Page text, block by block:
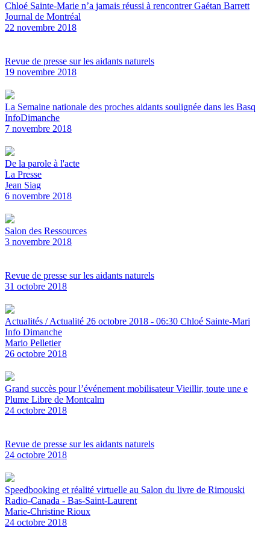
Chloé Sainte-Marie n’a jamais réussi à rencontrer Gaétan Barrett
Journal de Montréal
22 novembre 2018
Revue de presse sur les aidants naturels
19 novembre 2018
La Semaine nationale des proches aidants soulignée dans les Basq
InfoDimanche
7 novembre 2018
De la parole à l'acte
La Presse
Jean Siag
6 novembre 2018
Salon des Ressources
3 novembre 2018
Revue de presse sur les aidants naturels
31 octobre 2018
Actualités / Actualité 26 octobre 2018 - 06:30 Chloé Sainte-Mari
Info Dimanche
Mario Pelletier
26 octobre 2018
Grand succès pour l’événement mobilisateur Vieillir, toute une e
Plume Libre de Montcalm
24 octobre 2018
Revue de presse sur les aidants naturels
24 octobre 2018
Speedbooking et réalité virtuelle au Salon du livre de Rimouski
Radio-Canada - Bas-Saint-Laurent
Marie-Christine Rioux
24 octobre 2018